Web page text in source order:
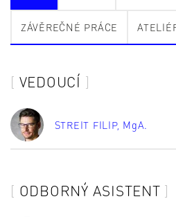
ZÁVĚREČNÉ PRÁCE
VEDOUCÍ
STREIT FILIP, MgA.
ODBORNÝ ASISTENT